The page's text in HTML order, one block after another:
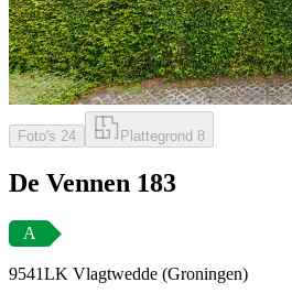
Foto's 24 Plattegrond 8
De Vennen 183
A
9541LK Vlagtwedde (Groningen)